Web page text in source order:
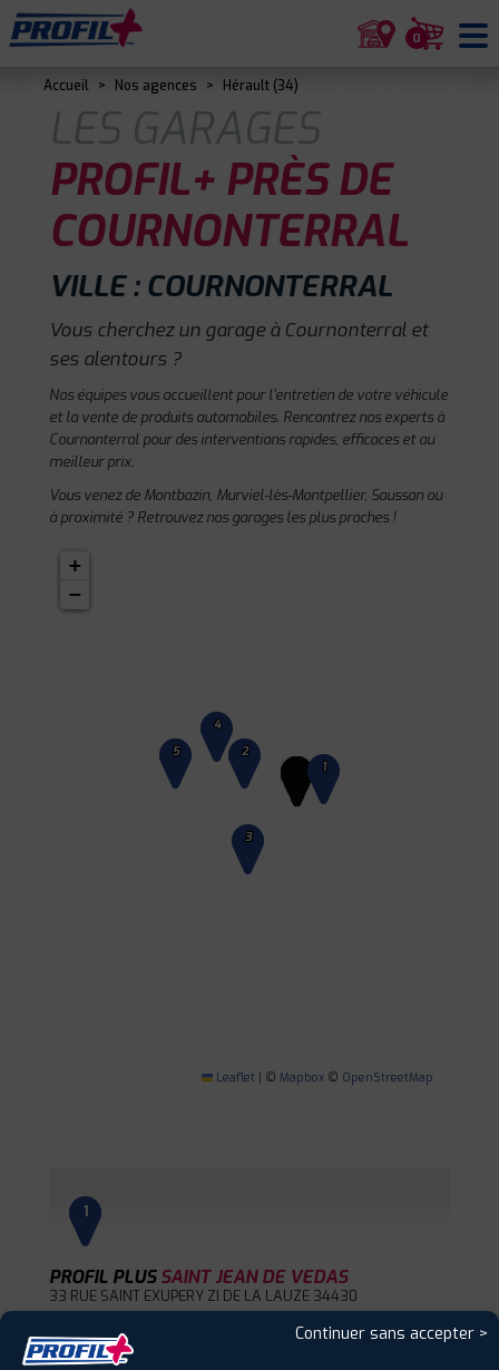
0
Accueil > Nos agences > Hérault (34)
LES GARAGES
PROFIL+ PRÈS DE
COURNONTERRAL
VILLE : COURNONTERRAL
Vous cherchez un garage à Cournonterral et
ses alentours ?
Nos équipes vous accueillent pour l'entretien de votre véhicule
et la vente de produits automobiles. Rencontrez nos experts à
Cournonterral pour des interventions rapides, efficaces et au
meilleur prix.
Vous venez de Montbazin, Murviel-lès-Montpellier, Saussan ou
à proximité ? Retrouvez nos garages les plus proches !
1
2
3
4
5
+
−
Leaflet | © Mapbox © OpenStreetMap
1
PROFIL PLUSSAINT JEAN DE VEDAS
33 RUE SAINT EXUPERY ZI DE LA LAUZE 34430
ST JEAN DE VEDAS
0467990099
HORAIRES | +D'INFOS
Continuer sans accepter >